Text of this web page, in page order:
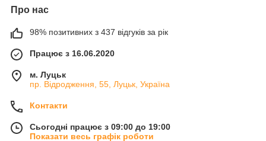
Про нас
98% позитивних з 437 відгуків за рік
Працює з 16.06.2020
м. Луцьк
пр. Відродження, 55, Луцьк, Україна
Контакти
Сьогодні працює з 09:00 до 19:00
Показати весь графік роботи